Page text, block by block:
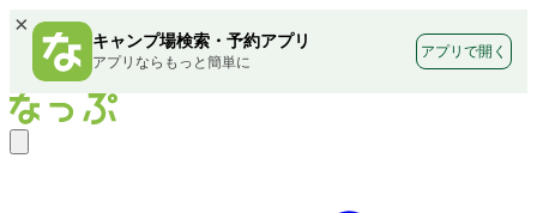
×
キャンプ場検索・予約アプリ
アプリならもっと簡単に
アプリで開く